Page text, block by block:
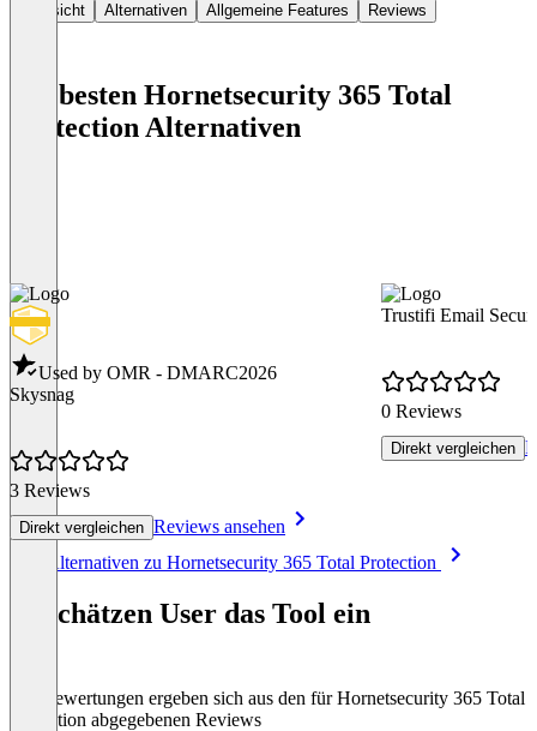
Übersicht
Alternativen Allgemeine Features Reviews
Die besten Hornetsecurity 365 Total
Protection Alternativen
Used by OMR - DMARC2026
Skysnag
3 Reviews
Direkt vergleichen Reviews ansehen
Trustifi Email
0 Reviews
Direkt vergleichen
Alle Alternativen zu Hornetsecurity 365 Total Protection
So schätzen User das Tool ein
Die Bewertungen ergeben sich aus den für Hornetsecurity 365 Total
Protection abgegebenen Reviews